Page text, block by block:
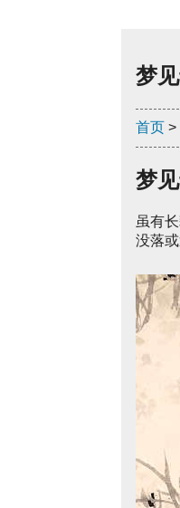
梦
首页 >
梦
虽有
没落